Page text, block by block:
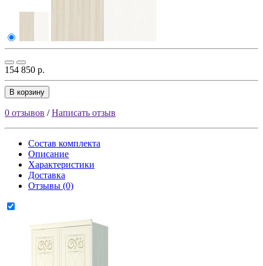
154 850 р.
В корзину
0 отзывов /Написать отзыв
Состав комплекта
Описание
Характеристики
Доставка
Отзывы (0)